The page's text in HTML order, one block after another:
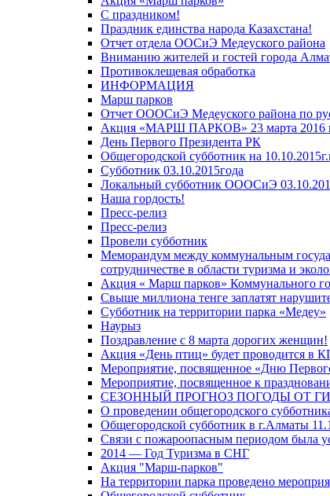
С праздником!
Праздник единства народа Казахстана!
Отчет отдела ООСиЭ Медеуского района
Вниманию жителей и гостей города
Противоклещевая обработка
ИНФОРМАЦИЯ
Марш парков
Отчет ОООСиЭ Медеуского района по
Акция «МАРШ ПАРКОВ» 23 марта 2016
День Первого Президента РК
Общегородской субботник на
Субботник 03.10.2015года
Локальный субботник ОООСиЭ
Наша гордость!
Пресс-релиз
Пресс-релиз
Провели субботник
Меморандум между коммунальным
сотрудничестве в области туризма и
Акция « Марш парков» Коммунального
Свыше миллиона тенге заплатят
Cубботник на территории парка «Медеу»
Наурыз
Поздравление с 8 марта дорогих женщин!
Акция «День птиц» будет проводится
Мероприятие, посвященное «Дню
Мероприятие, посвященное к
СЕЗОННЫЙ ПРОГНОЗ ПОГОДЫ ОТ
О проведении общегородского
Общегородской субботник в г.Алматы
Связи с пожароопасным периодом была
2014 — Год Туризма в СНГ
Акция "Марш-парков"
На территории парка проведено